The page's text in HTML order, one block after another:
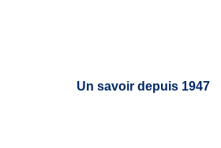
Un savoir depuis 1947